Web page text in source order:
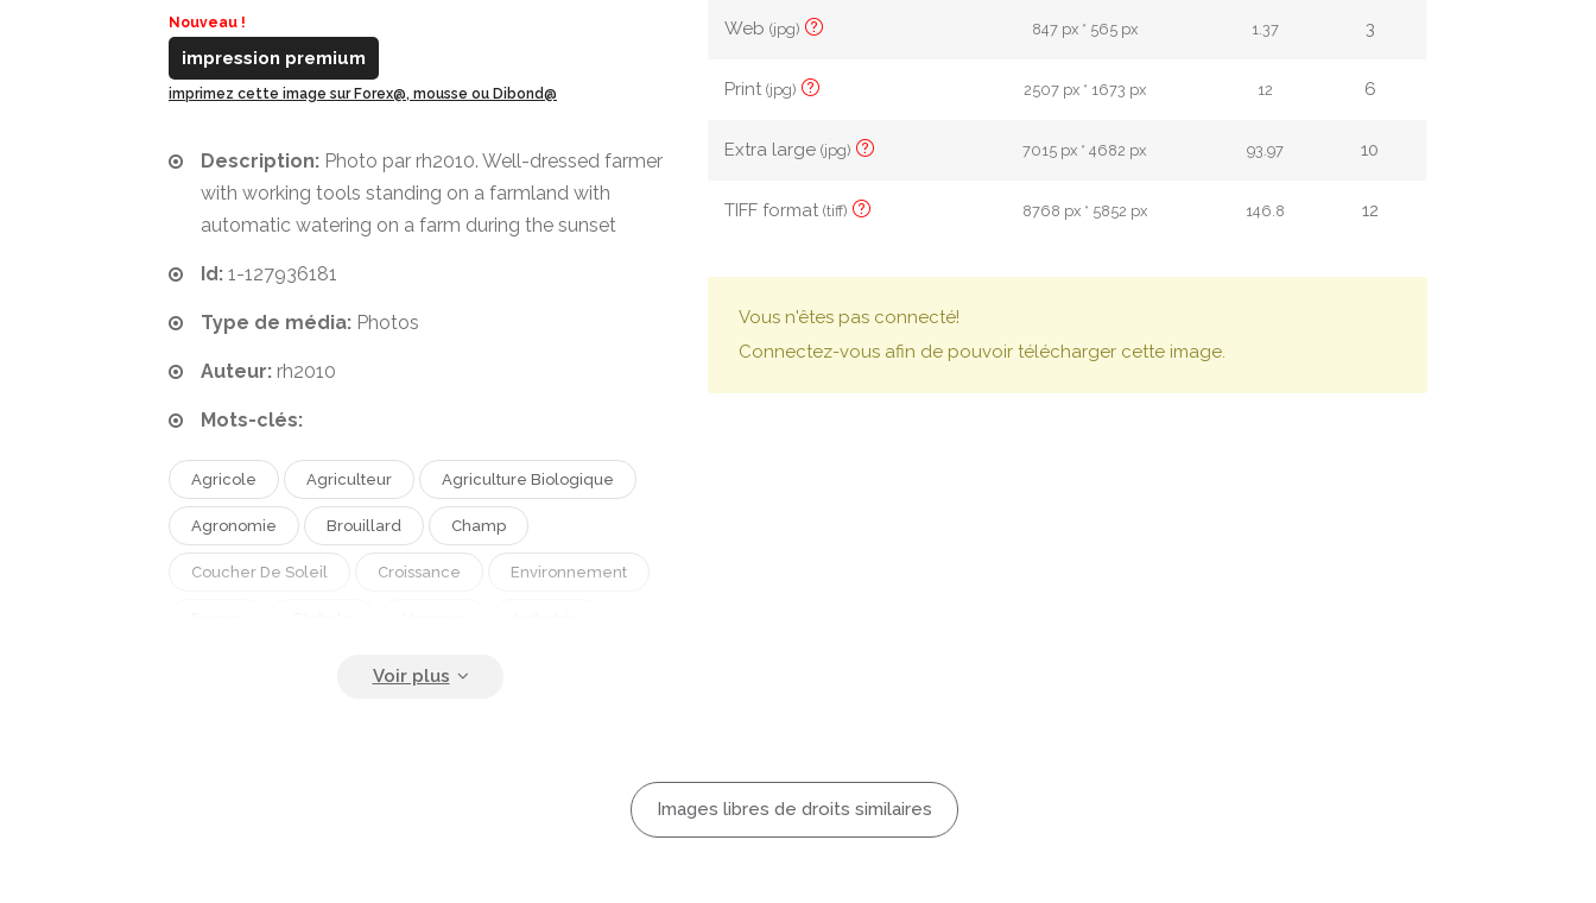
Nouveau !
impression premium
imprimez cette image sur Forex@, mousse ou Dibond@
Description: Photo par rh2010. Well-dressed farmer
with working tools standing on a farmland with
automatic watering on a farm during the sunset
Id: 1-127936181
Type de média: Photos
Auteur: rh2010
Mots-clés:
Agricole Agriculteur Agriculture Biologique
Agronomie Brouillard Champ
Coucher De Soleil Croissance Environnement
Web(jpg) 847 px * 565 px 1.37 3
Print(jpg) 2507 px * 1673 px 12 6
Extra large(jpg) 7015 px * 4682 px 93.97 10
TIFF format(tiff) 8768 px * 5852 px 146.8 12
Vous n'êtes pas connecté!
Connectez-vous afin de pouvoir télécharger cette image.
Images libres de droits similaires